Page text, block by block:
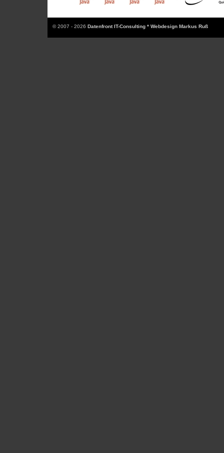
© 2007 - 2026 Datenfront IT-Consulting * Webdesign Markus Ruß